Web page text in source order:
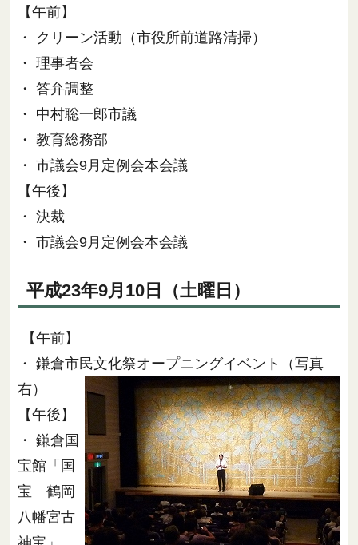
【午前】
・ クリーン活動（市役所前道路清掃）
・ 理事者会
・ 答弁調整
・ 中村聡一郎市議
・ 教育総務部
・ 市議会9月定例会本会議
【午後】
・ 決裁
・ 市議会9月定例会本会議
平成23年9月10日（土曜日）
【午前】
・ 鎌倉市民文化祭オープニングイベント（写真
右）
【午後】
・ 鎌倉国
宝館「国
宝 鶴岡
八幡宮古